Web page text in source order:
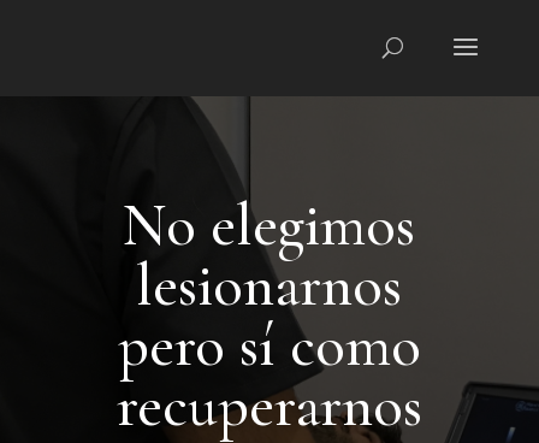
No elegimos
lesionarnos
pero sí como
recuperarnos